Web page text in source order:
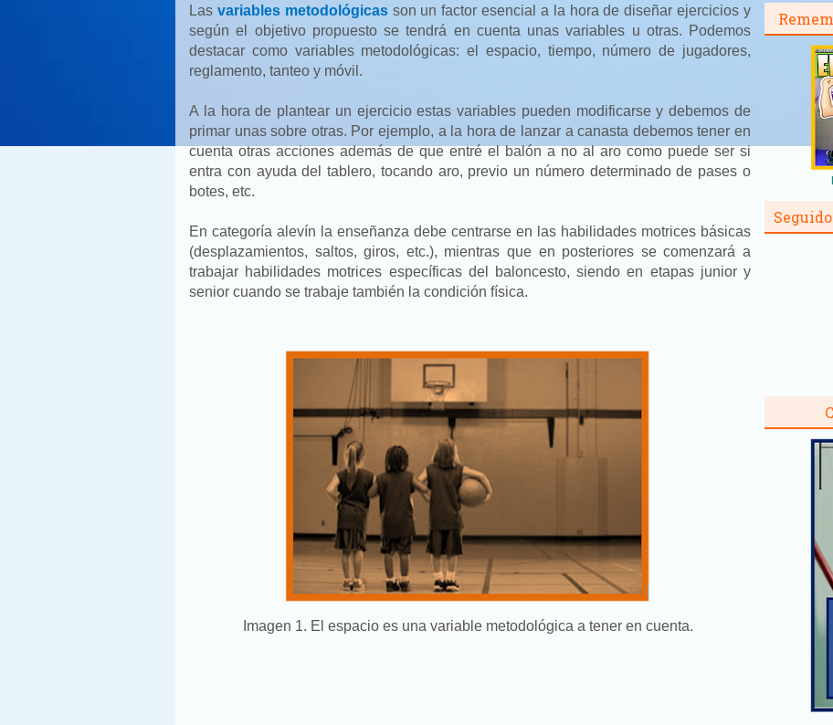
Las variables metodológicasson un factor esencial a la hora de diseñar ejercicios y
según el objetivo propuesto se tendrá en cuenta unas variables u otras. Podemos
destacar como variables metodológicas: el espacio, tiempo, número de jugadores,
reglamento, tanteo y móvil.
A la hora de plantear un ejercicio estas variables pueden modificarse y debemos de
primar unas sobre otras. Por ejemplo, a la hora de lanzar a canasta debemos tener en
cuenta otras acciones además de que entré el balón a no al aro como puede ser si
entra con ayuda del tablero, tocando aro, previo un número determinado de pases o
botes, etc.
En categoría alevín la enseñanza debe centrarse en las habilidades motrices básicas
(desplazamientos, saltos, giros, etc.), mientras que en posteriores se comenzará a
trabajar habilidades motrices específicas del baloncesto, siendo en etapas junior y
senior cuando se trabaje también la condición física.
Imagen 1. El espacio es una variable metodológica a tener en cuenta.